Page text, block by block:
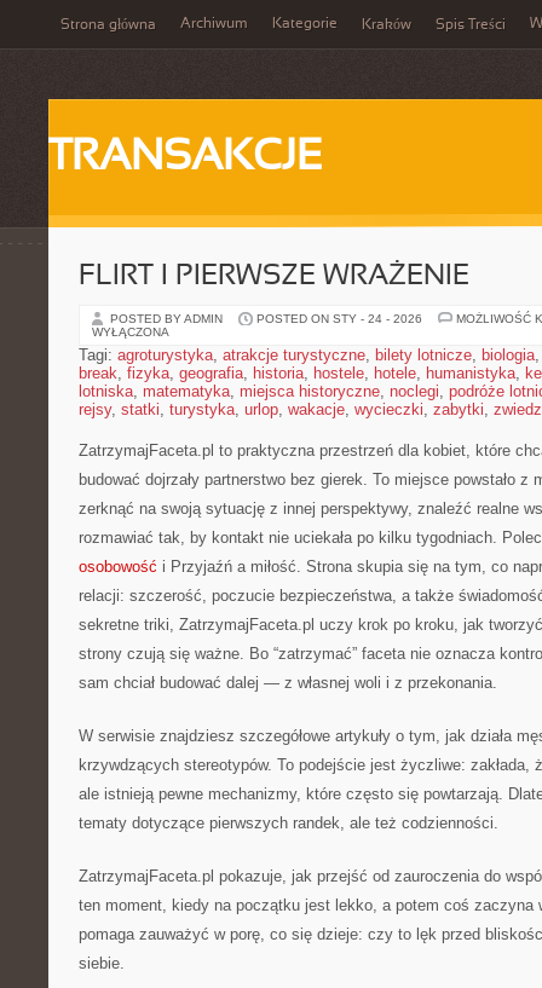
Strona główna Archiwum Kategorie Kraków Spis Treści
TRANSAKCJE
FLIRT I PIERWSZE WRAŻENIE
POSTED BY ADMIN POSTED ON STY - 24 - 2026
MOŻLIWOŚĆ
WYŁĄCZONA
Tagi: agroturystyka, atrakcje turystyczne, bilety lotnicze, biologia
break, fizyka, geografia, historia, hostele, hotele, humanistyka,
lotniska, matematyka, miejsca historyczne, noclegi, podróże
rejsy, statki, turystyka, urlop, wakacje, wycieczki, zabytki,
ZatrzymajFaceta.pl to praktyczna przestrzeń dla kobiet, które
budować dojrzały partnerstwo bez gierek. To miejsce powstało z
zerknąć na swoją sytuację z innej perspektywy, znaleźć realne
rozmawiać tak, by kontakt nie uciekała po kilku tygodniach.
osobowość i Przyjaźń a miłość. Strona skupia się na tym, co
relacji: szczerość, poczucie bezpieczeństwa, a także
sekretne triki, ZatrzymajFaceta.pl uczy krok po kroku, jak
strony czują się ważne. Bo “zatrzymać” faceta nie oznacza
sam chciał budować dalej — z własnej woli i z przekonania.
W serwisie znajdziesz szczegółowe artykuły o tym, jak działa
krzywdzących stereotypów. To podejście jest życzliwe: zakłada,
ale istnieją pewne mechanizmy, które często się powtarzają.
tematy dotyczące pierwszych randek, ale też codzienności.
ZatrzymajFaceta.pl pokazuje, jak przejść od zauroczenia do
ten moment, kiedy na początku jest lekko, a potem coś zaczyna
pomaga zauważyć w porę, co się dzieje: czy to lęk przed
siebie.